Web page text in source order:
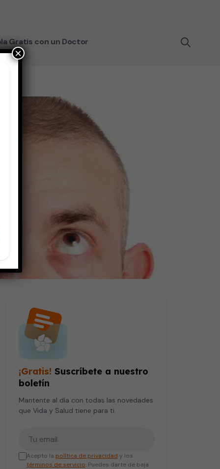
Gratis con un Doctor
¡Gratis! Suscríbete a nuestro
boletín
Mantente al día con todas las novedades
que Vida y Salud tiene para ti.
Acepto la política de privacidad y los
términos de servicio. Puedes darte de baja
×